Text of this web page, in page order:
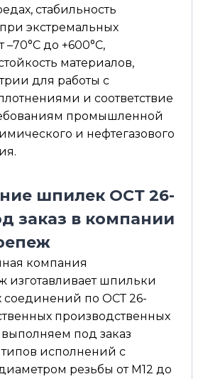
стабильность
экстремальных
–70°С до +600°С,
материалов,
для работы с
и соответствие
промышленной
и нефтегазового
шпилек ОСТ 26-
заказ в компании
компания
изготавливает шпильки
соединений по ОСТ 26-
производственных
под заказ
исполнений с
резьбы от М12 до